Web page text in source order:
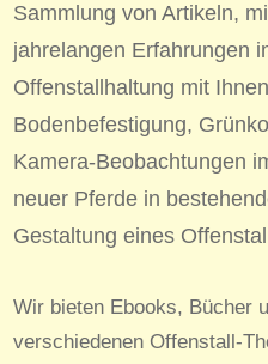
Sammlung von Artikeln,
jahrelangen Erfahrungen
Offenstallhaltung mit
Bodenbefestigung,
Kamera-Beobachtungen
neuer Pferde in
Gestaltung eines
Wir bieten Ebooks, Bücher
verschiedenen Offenstall-